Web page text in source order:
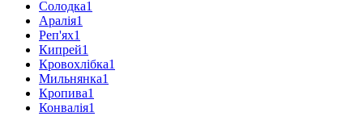
Солодка1
Аралія1
Реп'ях1
Кипрей1
Кровохлібка1
Мильнянка1
Кропива1
Конвалія1